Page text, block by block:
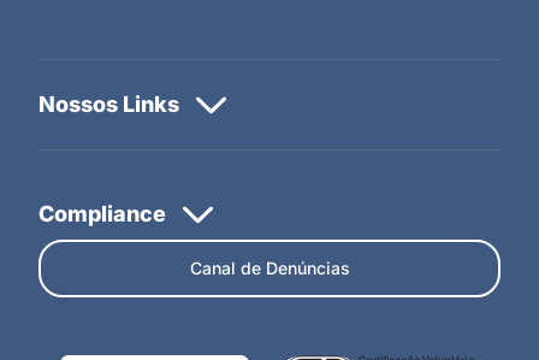
Canal de Denúncias